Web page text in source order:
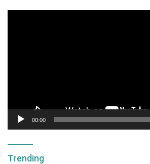
00:00
Trending